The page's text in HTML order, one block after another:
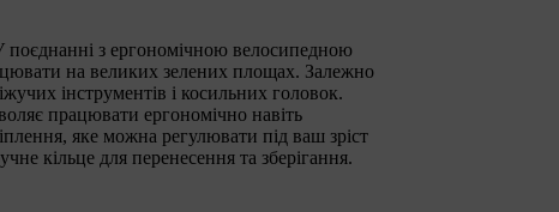
поєднанні з ергономічною велосипедною
на великих зелених площах. Залежно
інструментів і косильних головок.
працювати ергономічно навіть
яке можна регулювати під ваш зріст
кільце для перенесення та зберігання.